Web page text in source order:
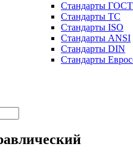
Стандарты ГОСТ
Стандарты ТС
Стандарты ISO
Стандарты ANSI
Стандарты DIN
Стандарты